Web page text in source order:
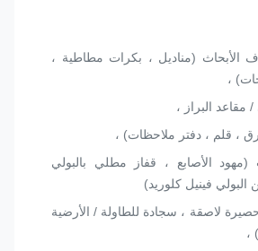
الأبحاث (مناديل ، بكرات مطاطية ،
،
البراز ،
، قلم ، دفتر ملاحظات) ،
الأصابع ، قفاز مطلي بالبولي
فينيل كلوريد)
لاصقة ، سجادة للطاولة / الأرضية
،